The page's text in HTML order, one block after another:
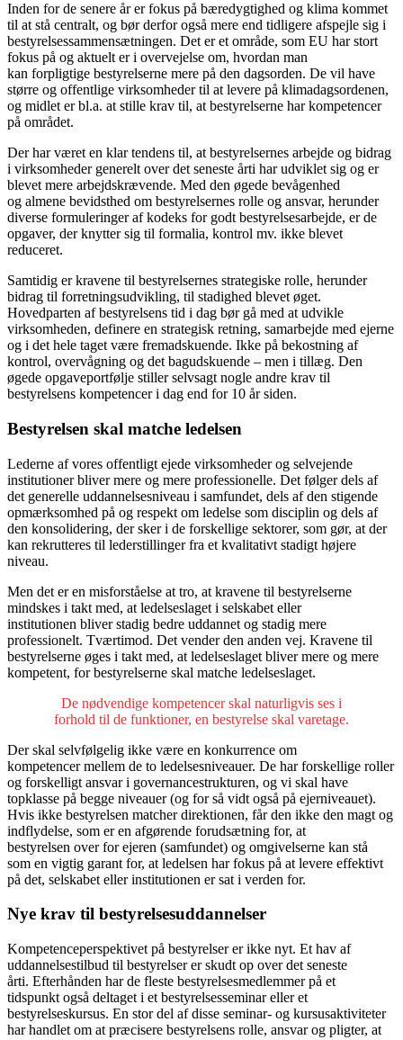
Inden for de senere år er fokus på bæredygtighed og klima kommet
til at stå centralt, og bør derfor også mere end tidligere afspejle sig i
bestyrelsessammensætningen. Det er et område, som EU har stort
fokus på og aktuelt er i overvejelse om, hvordan man
kan forpligtige bestyrelserne mere på den dagsorden. De vil have
større og offentlige virksomheder til at levere på klimadagsordenen,
og midlet er bl.a. at stille krav til, at bestyrelserne har kompetencer
på området.
Der har været en klar tendens til, at bestyrelsernes arbejde og bidrag
i virksomheder generelt over det seneste årti har udviklet sig og er
blevet mere arbejdskrævende. Med den øgede bevågenhed
og almene bevidsthed om bestyrelsernes rolle og ansvar, herunder
diverse formuleringer af kodeks for godt bestyrelsesarbejde, er de
opgaver, der knytter sig til formalia, kontrol mv. ikke blevet
reduceret.
Samtidig er kravene til bestyrelsernes strategiske rolle, herunder
bidrag til forretningsudvikling, til stadighed blevet øget.
Hovedparten af bestyrelsens tid i dag bør gå med at udvikle
virksomheden, definere en strategisk retning, samarbejde med ejerne
og i det hele taget være fremadskuende. Ikke på bekostning af
kontrol, overvågning og det bagudskuende – men i tillæg. Den
øgede opgaveportfølje stiller selvsagt nogle andre krav til
bestyrelsens kompetencer i dag end for 10 år siden.
Bestyrelsen skal matche ledelsen
Lederne af vores offentligt ejede virksomheder og selvejende
institutioner bliver mere og mere professionelle. Det følger dels af
det generelle uddannelsesniveau i samfundet, dels af den stigende
opmærksomhed på og respekt om ledelse som disciplin og dels af
den konsolidering, der sker i de forskellige sektorer, som gør, at der
kan rekrutteres til lederstillinger fra et kvalitativt stadigt højere
niveau.
Men det er en misforståelse at tro, at kravene til bestyrelserne
mindskes i takt med, at ledelseslaget i selskabet eller
institutionen bliver stadig bedre uddannet og stadig mere
professionelt. Tværtimod. Det vender den anden vej. Kravene til
bestyrelserne øges i takt med, at ledelseslaget bliver mere og mere
kompetent, for bestyrelserne skal matche ledelseslaget.
De nødvendige kompetencer skal naturligvis ses i
forhold til de funktioner, en bestyrelse skal varetage.
Der skal selvfølgelig ikke være en konkurrence om
kompetencer mellem de to ledelsesniveauer. De har forskellige roller
og forskelligt ansvar i governancestrukturen, og vi skal have
topklasse på begge niveauer (og for så vidt også på ejerniveauet).
Hvis ikke bestyrelsen matcher direktionen, får den ikke den magt og
indflydelse, som er en afgørende forudsætning for, at
bestyrelsen over for ejeren (samfundet) og omgivelserne kan stå
som en vigtig garant for, at ledelsen har fokus på at levere effektivt
på det, selskabet eller institutionen er sat i verden for.
Nye krav til bestyrelsesuddannelser
Kompetenceperspektivet på bestyrelser er ikke nyt. Et hav af
uddannelsestilbud til bestyrelser er skudt op over det seneste
årti. Efterhånden har de fleste bestyrelsesmedlemmer på et
tidspunkt også deltaget i et bestyrelsesseminar eller et
bestyrelseskursus. En stor del af disse seminar- og kursusaktiviteter
har handlet om at præcisere bestyrelsens rolle, ansvar og pligter, at